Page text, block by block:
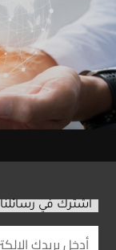
اشترك في رسائلنا